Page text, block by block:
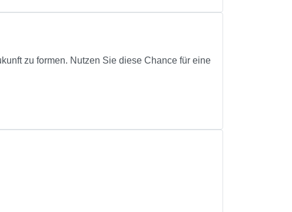
zu formen. Nutzen Sie diese Chance für eine